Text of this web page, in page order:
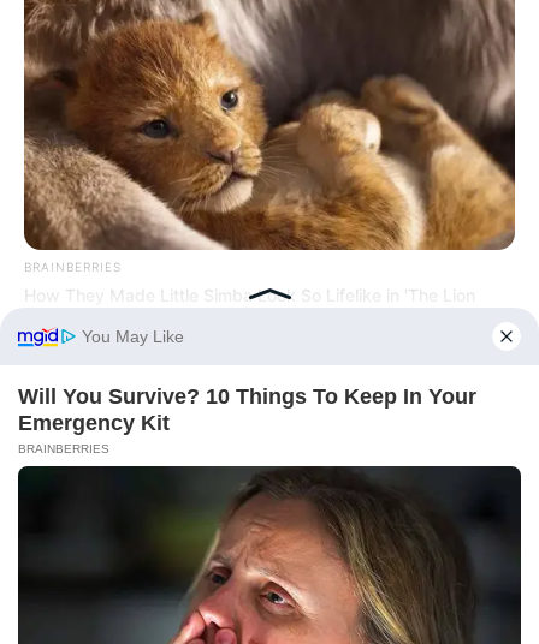
BRAINBERRIES
How They Made Little Simba Look So Lifelike in 'The Lion